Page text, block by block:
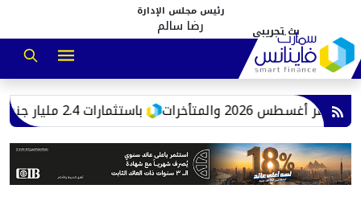
رئيس مجلس الإدارة
رضا سالم
‎باستثمارات 2.4 مليار جنيه.. اقتصادية قناة السويس: إنشاء مصانع جاهزة للاستخدامات الصناعية بالقنطرة غرب والمتأخرات